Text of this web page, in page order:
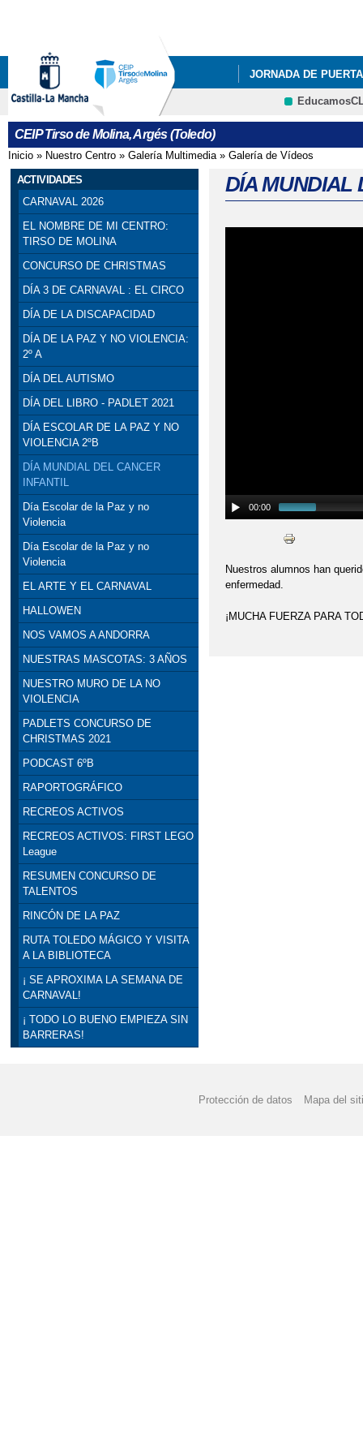
JORNADA DE
INFÓRMATE
DÍA INTERNACIONAL
CEIP Tirso de Molina, Argés (Toledo)
Se encuentra usted aquí
Inicio » Nuestro Centro » Galería Multimedia» Galería de Vídeos
ACTIVIDADES
CARNAVAL 2026
EL NOMBRE DE MI CENTRO:
TIRSO DE MOLINA
CONCURSO DE CHRISTMAS
DÍA 3 DE CARNAVAL : EL CIRCO
DÍA DE LA DISCAPACIDAD
DÍA DE LA PAZ Y NO VIOLENCIA:
2º A
DÍA DEL AUTISMO
DÍA DEL LIBRO - PADLET 2021
DÍA ESCOLAR DE LA PAZ Y NO
VIOLENCIA 2ºB
DÍA MUNDIAL DEL CANCER
INFANTIL
Día Escolar de la Paz y no
Violencia
Día Escolar de la Paz y no
Violencia
EL ARTE Y EL CARNAVAL
HALLOWEN
NOS VAMOS A ANDORRA
NUESTRAS MASCOTAS: 3 AÑOS
NUESTRO MURO DE LA NO
VIOLENCIA
PADLETS CONCURSO DE
CHRISTMAS 2021
PODCAST 6ºB
RAPORTOGRÁFICO
RECREOS ACTIVOS
RECREOS ACTIVOS: FIRST LEGO
League
RESUMEN CONCURSO DE
TALENTOS
RINCÓN DE LA PAZ
RUTA TOLEDO MÁGICO Y VISITA
A LA BIBLIOTECA
¡ SE APROXIMA LA SEMANA DE
CARNAVAL!
¡ TODO LO BUENO EMPIEZA SIN
BARRERAS!
DÍA MUNDIAL
00:00
Nuestros alumnos han
enfermedad.
¡MUCHA FUERZA PARA
Protección de datos Mapa del